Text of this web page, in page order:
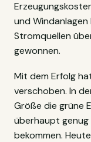
und
Stromquellen
gewonnen.
Mit dem Erfolg
verschoben. In
Größe die grüne
überhaupt
bekommen.